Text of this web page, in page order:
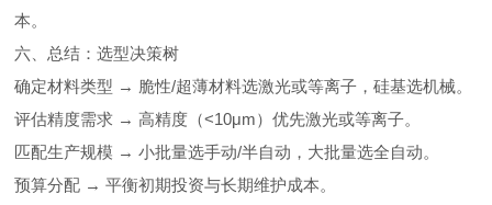
本。
六、总结：选型决策树
确定材料类型 → 脆性/超薄材料选激光或等离子，硅基选机械。
评估精度需求 → 高精度（<10μm）优先激光或等离子。
匹配生产规模 → 小批量选手动/半自动，大批量选全自动。
预算分配 → 平衡初期投资与长期维护成本。